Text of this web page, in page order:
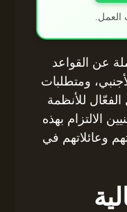
عن القواعد
ومتطلبات
الفعّال للأنظمة
الالتزام بهذه
وعائلاتهم في